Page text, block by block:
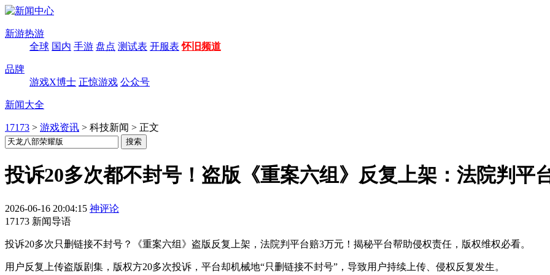
新游热游
全球 国内 手游 盘点 测试表 开服表 怀旧频道
品牌
游戏X博士 正惊游戏 公众号
新闻大全
17173 > 游戏资讯 > 科技新闻 > 正文
投诉20多次都不封号！盗版《重案六组》反复上架：法院判平
2026-06-16 20:04:15 神评论
17173 新闻导语
投诉20多次只删链接不封号？《重案六组》盗版反复上架，法院判平台赔3万元！揭秘平台帮助侵权责任，版权维权必看。
用户反复上传盗版剧集，版权方20多次投诉，平台却机械地“只删链接不封号”，导致用户持续上传、侵权反复发生。